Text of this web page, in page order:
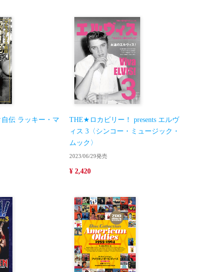
伝 ラッキー・マ
THE★ロカビリー！ presents エルヴ
ィス 3〈シンコー・ミュージック・
ムック〉
2023/06/29発売
¥ 2,420